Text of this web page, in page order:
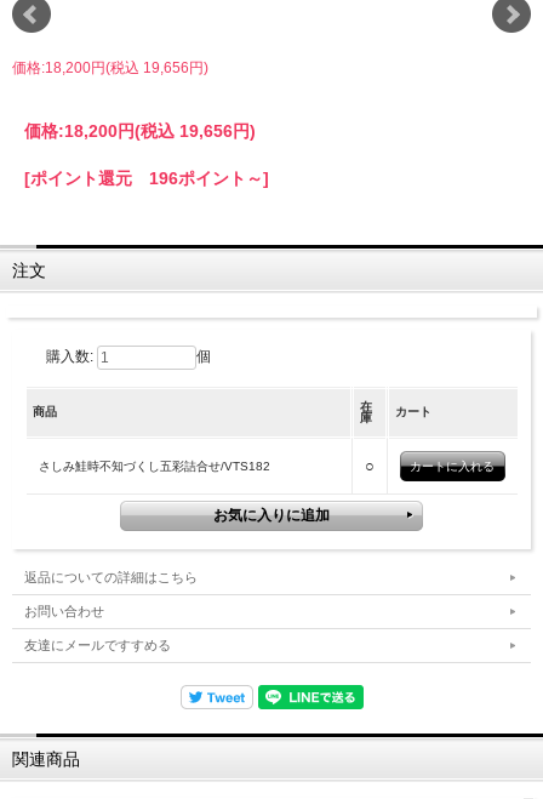
価格:18,200円(税込 19,656円)
価格:18,200円(税込 19,656円)
[ポイント還元 196ポイント～]
注文
購入数: 個
商品
在
庫
カート
さしみ鮭時不知づくし五彩詰合せ/VTS182 ○
返品についての詳細はこちら
お問い合わせ
友達にメールですすめる
関連商品